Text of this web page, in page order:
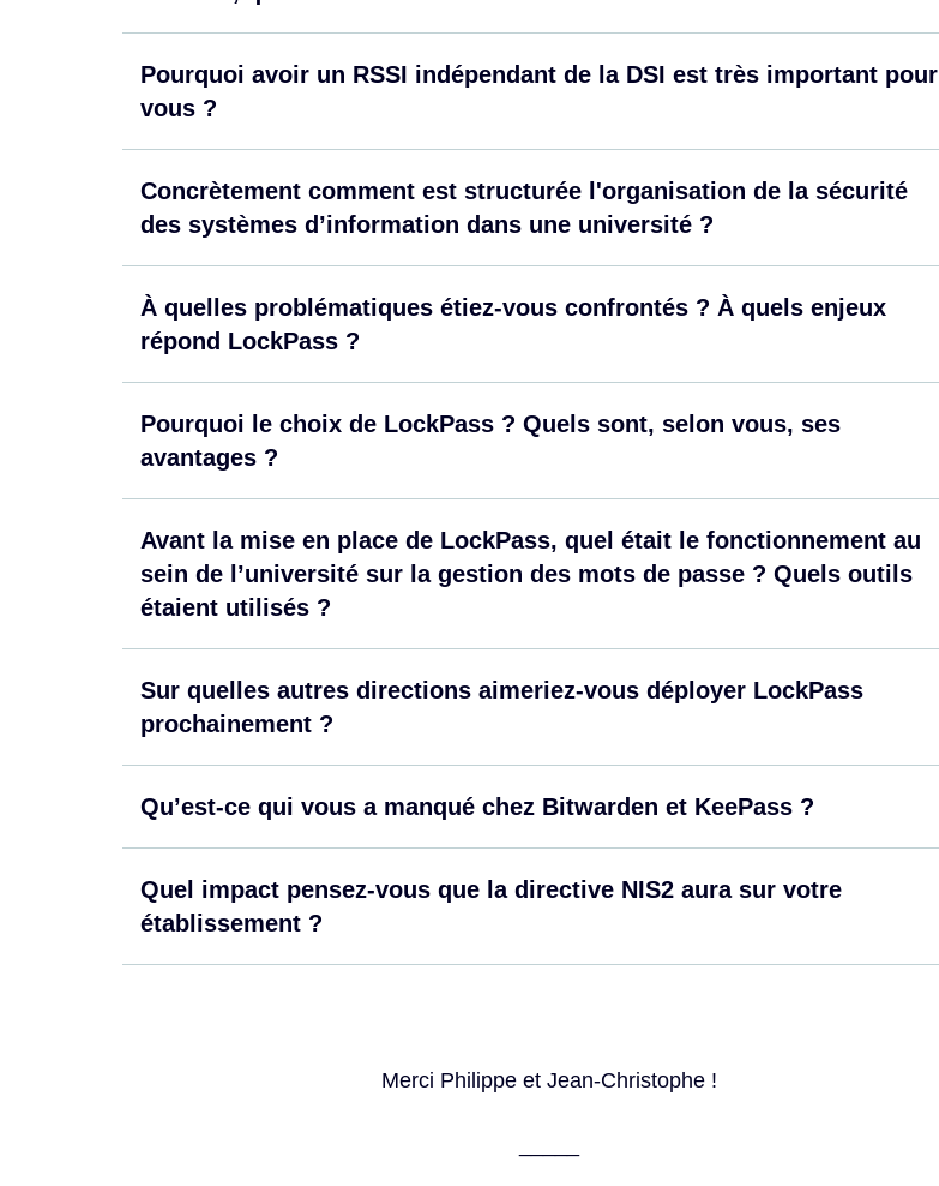
Pourquoi avoir un RSSI indépendant de la DSI est très important pour
vous ?
Concrètement comment est structurée l'organisation de la sécurité
des systèmes d’information dans une université ?
À quelles problématiques étiez-vous confrontés ? À quels enjeux
répond LockPass ?
Pourquoi le choix de LockPass ? Quels sont, selon vous, ses
avantages ?
Avant la mise en place de LockPass, quel était le fonctionnement au
sein de l’université sur la gestion des mots de passe ? Quels outils
étaient utilisés ?
Sur quelles autres directions aimeriez-vous déployer LockPass
prochainement ?
Qu’est-ce qui vous a manqué chez Bitwarden et KeePass ?
Quel impact pensez-vous que la directive NIS2 aura sur votre
établissement ?
Merci Philippe et Jean-Christophe !